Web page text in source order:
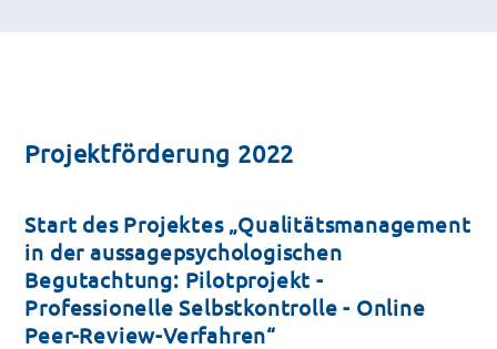
Projektförderung 2022
Start des Projektes „Qualitätsmanagement
in der aussagepsychologischen
Begutachtung: Pilotprojekt -
Professionelle Selbstkontrolle - Online
Peer-Review-Verfahren“